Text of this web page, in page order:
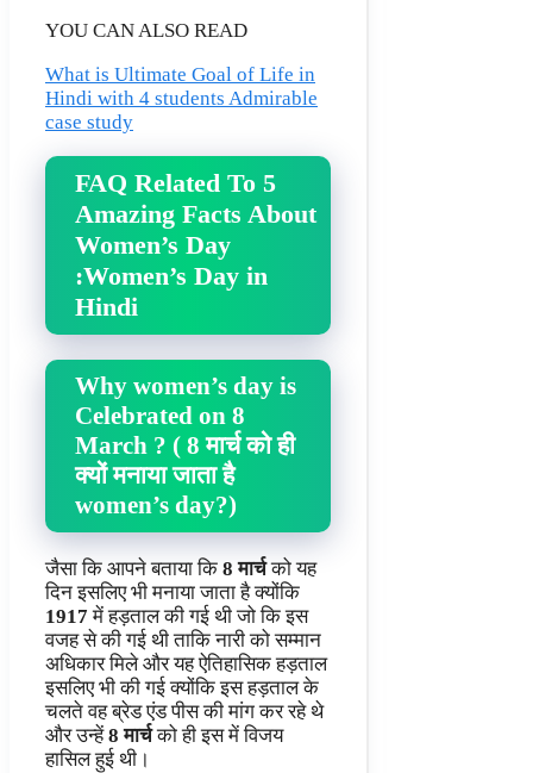
YOU CAN ALSO READ
What is Ultimate Goal of Life in
Hindi with 4 students Admirable
case study
FAQ Related To 5
Amazing Facts About
Women’s Day
:Women’s Day in
Hindi
Why women’s day is
Celebrated on 8
March ? ( 8 मार्च को ही
क्यों मनाया जाता है
women’s day?)
जैसा कि आपने बताया कि 8 मार्चको यह
दिन इसलिए भी मनाया जाता है क्योंकि
1917 में हड़ताल की गई थी जो कि इस
वजह से की गई थी ताकि नारी को सम्मान
अधिकार मिले और यह ऐतिहासिक हड़ताल
इसलिए भी की गई क्योंकि इस हड़ताल के
चलते वह ब्रेड एंड पीस की मांग कर रहे थे
और उन्हें8 मार्चको ही इस में विजय
हासिल हुई थी।